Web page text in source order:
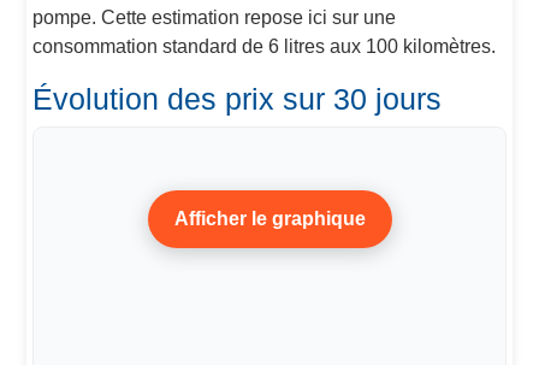
pompe. Cette estimation repose ici sur une
consommation standard de 6 litres aux 100 kilomètres.
Évolution des prix sur 30 jours
Afficher le graphique